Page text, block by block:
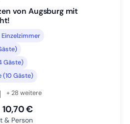
von Augsburg mit
Gäste)
(10 Gäste)
+ 28 weitere
10,70 €
& Person